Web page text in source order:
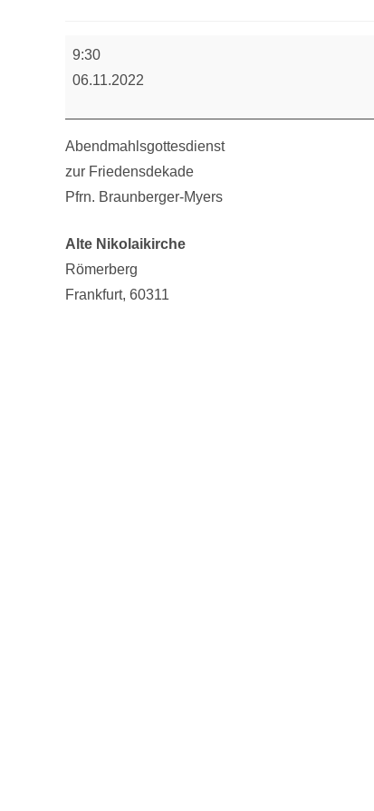
Abendmahlsgottesdienst
9:30
06.11.2022
Abendmahlsgottesdienst
zur Friedensdekade
Pfrn. Braunberger-Myers
Alte Nikolaikirche
Römerberg
Frankfurt, 60311